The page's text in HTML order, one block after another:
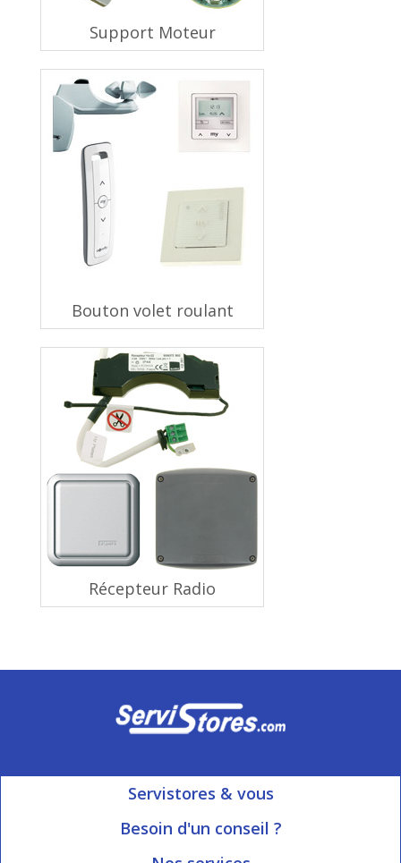
Support Moteur
Bouton volet roulant
Récepteur Radio
Servistores & vous
Mon compte
Besoin d'un conseil ?
Ouvert du Lundi au Vendredi